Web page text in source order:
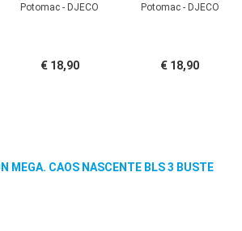
Potomac - DJECO
€ 18,90
Potomac - DJECO
€ 18,90
MEGA. CAOS NASCENTE BLS 3 BUSTE